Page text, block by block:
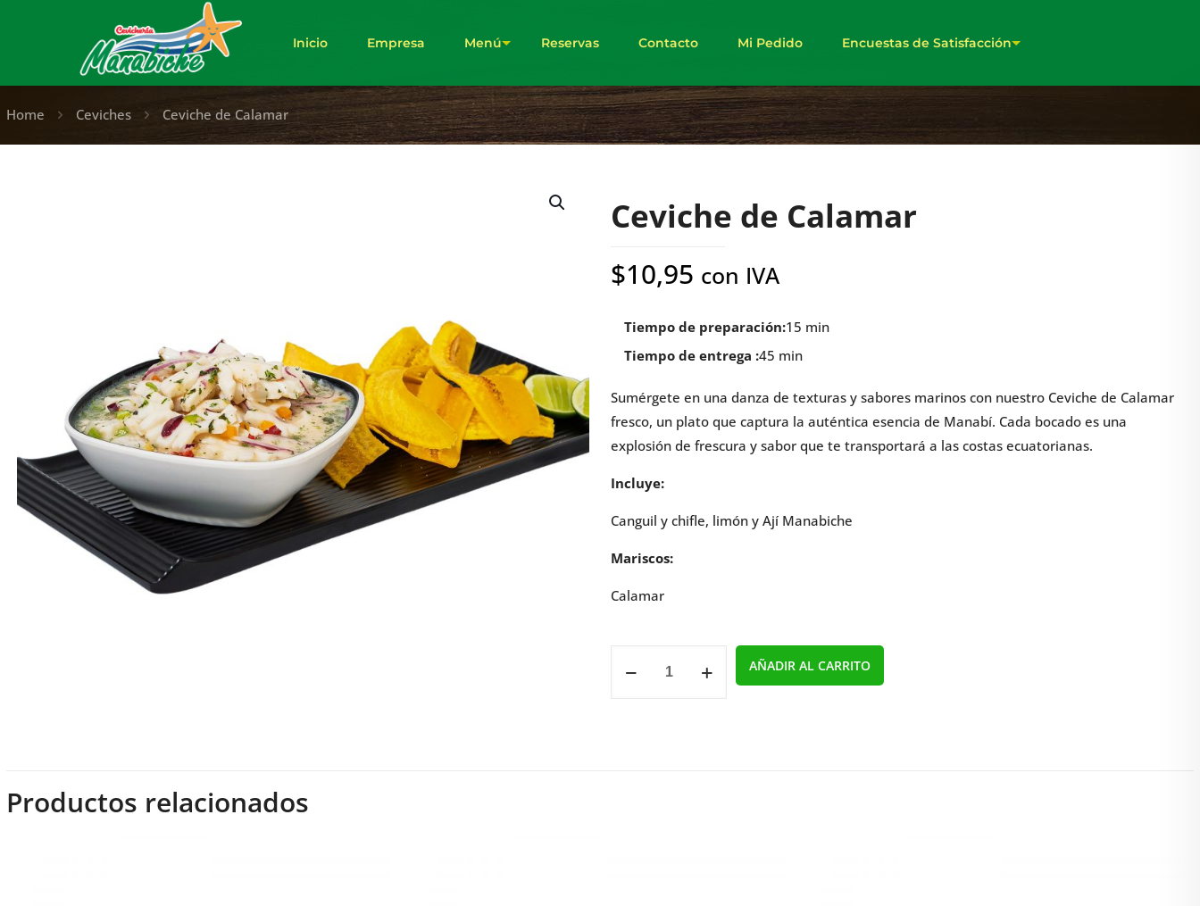
Inicio Empresa Menú Reservas Contacto Mi Pedido Encuestas de Satisfacción
Home Ceviches Ceviche de Calamar
Ceviche de Calamar
$10,95 con IVA
Tiempo de preparación:15 min
Tiempo de entrega :45 min
Sumérgete en una danza de texturas y sabores marinos con nuestro Ceviche de Calamar
fresco, un plato que captura la auténtica esencia de Manabí. Cada bocado es una
explosión de frescura y sabor que te transportará a las costas ecuatorianas.
Incluye:
Canguil y chifle, limón y Ají Manabiche
Mariscos:
Calamar
AÑADIR AL CARRITO
Productos relacionados